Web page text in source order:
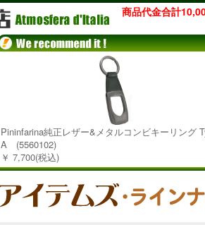
商品代金合計
Pininfarina純正レザー&メタルコンビキーリング
A (5560102)
￥ 7,700(税込)